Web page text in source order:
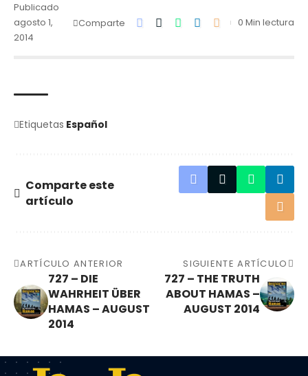
Publicado
agosto 1,
2014
Comparte 0 Min lectura
Etiquetas Español
Comparte este
artículo
ARTÍCULO ANTERIOR
727 – DIE
WAHRHEIT ÜBER
HAMAS – AUGUST
2014
SIGUIENTE ARTÍCULO
727 – THE TRUTH
ABOUT HAMAS –
AUGUST 2014